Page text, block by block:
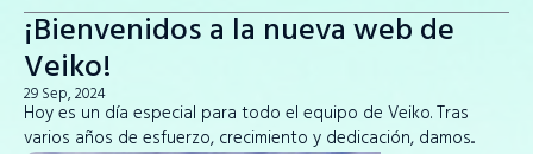
¡Bienvenidos a la nueva web de
Veiko!
29 Sep, 2024
Hoy es un día especial para todo el equipo de Veiko. Tras
varios años de esfuerzo, crecimiento y dedicación, damos...